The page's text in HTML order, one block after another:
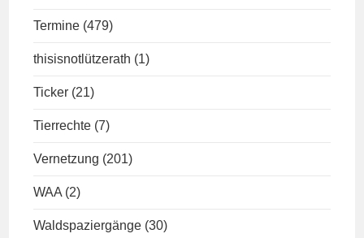
Termine (479)
thisisnotlützerath (1)
Ticker (21)
Tierrechte (7)
Vernetzung (201)
WAA (2)
Waldspaziergänge (30)